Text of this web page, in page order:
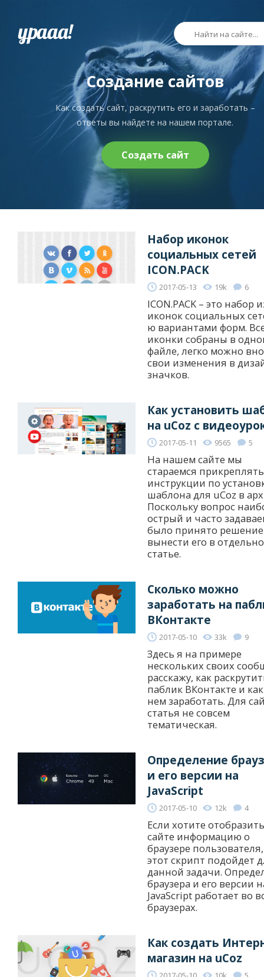
Создание сайтов
Как создать сайт, раскрутить его и заработать –
ответы вы найдете на нашем портале.
Создать сайт
Набор иконок
социальных сетей
ICON.PACK
2017-05-13 19k 6
ICON.PACK – это набор
иконок социальных
ю вариантами форм.
иконки собраны в
файле, легко можно
свои изменения в
значков.
Как установить
на uCoz с
2017-05-11 9565 5
На нашем сайте мы
стараемся прикреплять
инструкции по
шаблона для uCoz в
Поскольку вопрос
острый и часто
было принято решение
вынести его в
статье.
Сколько можно
заработать на
ВКонтакте
2017-05-10 33k 9
Здесь я на примере
нескольких своих
расскажу, как
паблик ВКонтакте и
нем заработать. Для
статья не совсем
тематическая.
Определение
и его версии на
JavaScript
2017-05-10 12k 4
Если хотите
сайте информацию о
браузере
этот скрипт подойдет
данной задачи.
браузера и его версии
JavaScript работает во
браузерах.
Как создать
магазин на uCoz